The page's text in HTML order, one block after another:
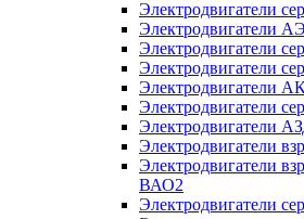
Электродвигатели
Электродвигатели
Электродвигатели
Электродвигатели
Электродвигатели
Электродвигатели
Электродвигатели
Электродвигатели
Электродвигатели
ВАО2
Электродвигатели